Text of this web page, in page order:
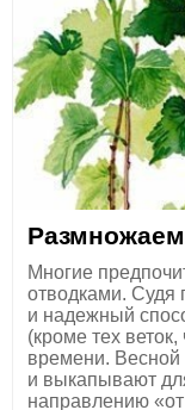
Многие
отводками. Судя
и надежный
(кроме тех
времени. Весной
и выкапывают
направлению